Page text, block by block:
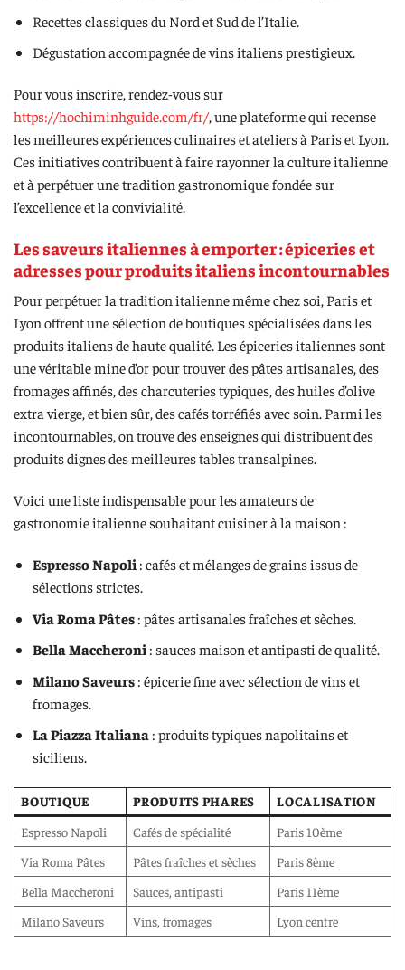
Recettes classiques du Nord et Sud de l’Italie.
Dégustation accompagnée de vins italiens prestigieux.
Pour vous inscrire, rendez-vous sur
https://hochiminhguide.com/fr/, une plateforme qui recense
les meilleures expériences culinaires et ateliers à Paris et Lyon.
Ces initiatives contribuent à faire rayonner la culture italienne
et à perpétuer une tradition gastronomique fondée sur
l’excellence et la convivialité.
Les saveurs italiennes à emporter : épiceries et
adresses pour produits italiens incontournables
Pour perpétuer la tradition italienne même chez soi, Paris et
Lyon offrent une sélection de boutiques spécialisées dans les
produits italiens de haute qualité. Les épiceries italiennes sont
une véritable mine d’or pour trouver des pâtes artisanales, des
fromages affinés, des charcuteries typiques, des huiles d’olive
extra vierge, et bien sûr, des cafés torréfiés avec soin. Parmi les
incontournables, on trouve des enseignes qui distribuent des
produits dignes des meilleures tables transalpines.
Voici une liste indispensable pour les amateurs de
gastronomie italienne souhaitant cuisiner à la maison :
Espresso Napoli : cafés et mélanges de grains issus de
sélections strictes.
Via Roma Pâtes: pâtes artisanales fraîches et sèches.
Bella Maccheroni : sauces maison et antipasti de qualité.
Milano Saveurs: épicerie fine avec sélection de vins et
fromages.
La Piazza Italiana : produits typiques napolitains et
siciliens.
BOUTIQUE PRODUITS PHARES
LOCALISATION
Espresso Napoli
Cafés de spécialité
Paris 10ème
Via Roma Pâtes
Pâtes fraîches et sèches
Paris 8ème
Bella Maccheroni
Sauces, antipasti
Paris 11ème
Milano Saveurs
Vins, fromages Lyon centre